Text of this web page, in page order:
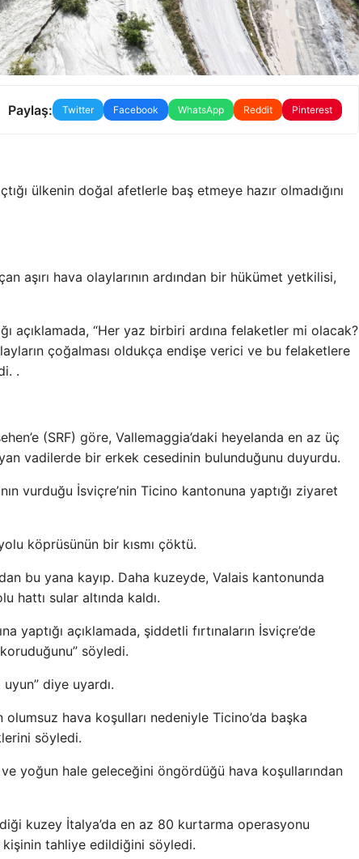
Paylaş: Twitter Facebook WhatsApp Reddit Pinterest
ülkenin doğal afetlerle baş etmeye hazır olmadığını
aşırı hava olaylarının ardından bir hükümet yetkilisi,
açıklamada, “Her yaz birbiri ardına felaketler mi olacak?
çoğalması oldukça endişe verici ve bu felaketlere
.
(SRF) göre, Vallemaggia’daki heyelanda en az üç
vadilerde bir erkek cesedinin bulunduğunu duyurdu.
vurduğu İsviçre’nin Ticino kantonuna yaptığı ziyaret
köprüsünün bir kısmı çöktü.
bu yana kayıp. Daha kuzeyde, Valais kantonunda
hattı sular altında kaldı.
yaptığı açıklamada, şiddetli fırtınaların İsviçre’de
söyledi.
diye uyardı.
hava koşulları nedeniyle Ticino’da başka
söyledi.
yoğun hale geleceğini öngördüğü hava koşullarından
kuzey İtalya’da en az 80 kurtarma operasyonu
tahliye edildiğini söyledi.